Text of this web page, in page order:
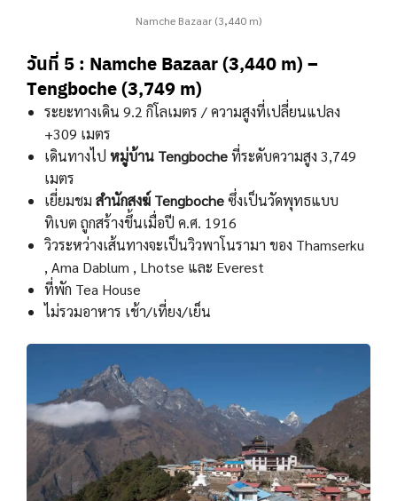
Namche Bazaar (3,440 m)
วันที่ 5 : Namche Bazaar (3,440 m) –
Tengboche (3,749 m)
ระยะทางเดิน 9.2 กิโลเมตร / ความสูงที่เปลี่ยนแปลง
+309 เมตร
เดินทางไป หมู่บ้าน Tengbocheที่ระดับความสูง 3,749
เมตร
เยี่ยมชม สํานักสงฆ์ Tengbocheซึ่งเป็นวัดพุทธแบบ
ทิเบต ถูกสร้างขึ้นเมื่อปี ค.ศ. 1916
วิวระหว่างเส้นทางจะเป็นวิวพาโนรามา ของ Thamserku
, Ama Dablum , Lhotse และ Everest
ที่พัก Tea House
ไม่รวมอาหาร เช้า/เที่ยง/เย็น